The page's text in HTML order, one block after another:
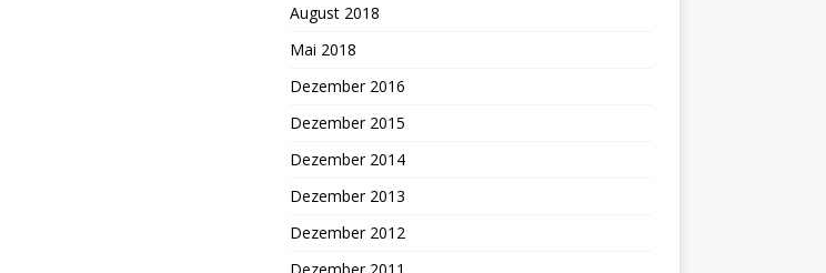
August 2018
Mai 2018
Dezember 2016
Dezember 2015
Dezember 2014
Dezember 2013
Dezember 2012